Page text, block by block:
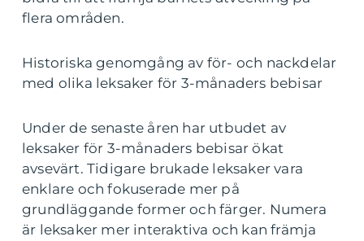
flera områden.
Historiska genomgång av för- och nackdelar
med olika leksaker för 3-månaders bebisar
Under de senaste åren har utbudet av
leksaker för 3-månaders bebisar ökat
avsevärt. Tidigare brukade leksaker vara
enklare och fokuserade mer på
grundläggande former och färger. Numera
är leksaker mer interaktiva och kan främja